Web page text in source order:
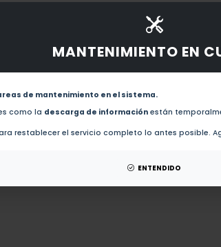
MANTENIMIENTO EN
de mantenimiento en el sistema.
como la descarga de información están
restablecer el servicio completo lo antes posible.
ENTENDIDO
de este autor.
Análisis de los principios de justicia en John Rawls y su